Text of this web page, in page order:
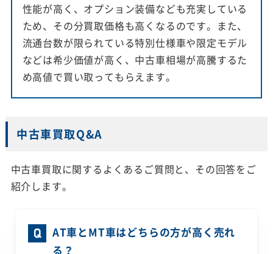
性能が高く、オプション装備なども充実している
ため、その分買取価格も高くなるのです。また、
流通台数が限られている特別仕様車や限定モデル
などは希少価値が高く、中古車相場が高騰するた
め高値で買い取ってもらえます。
中古車買取Q&A
中古車買取に関するよくあるご質問と、その回答をご
紹介します。
AT車とMT車はどちらの方が高く売れ
る？